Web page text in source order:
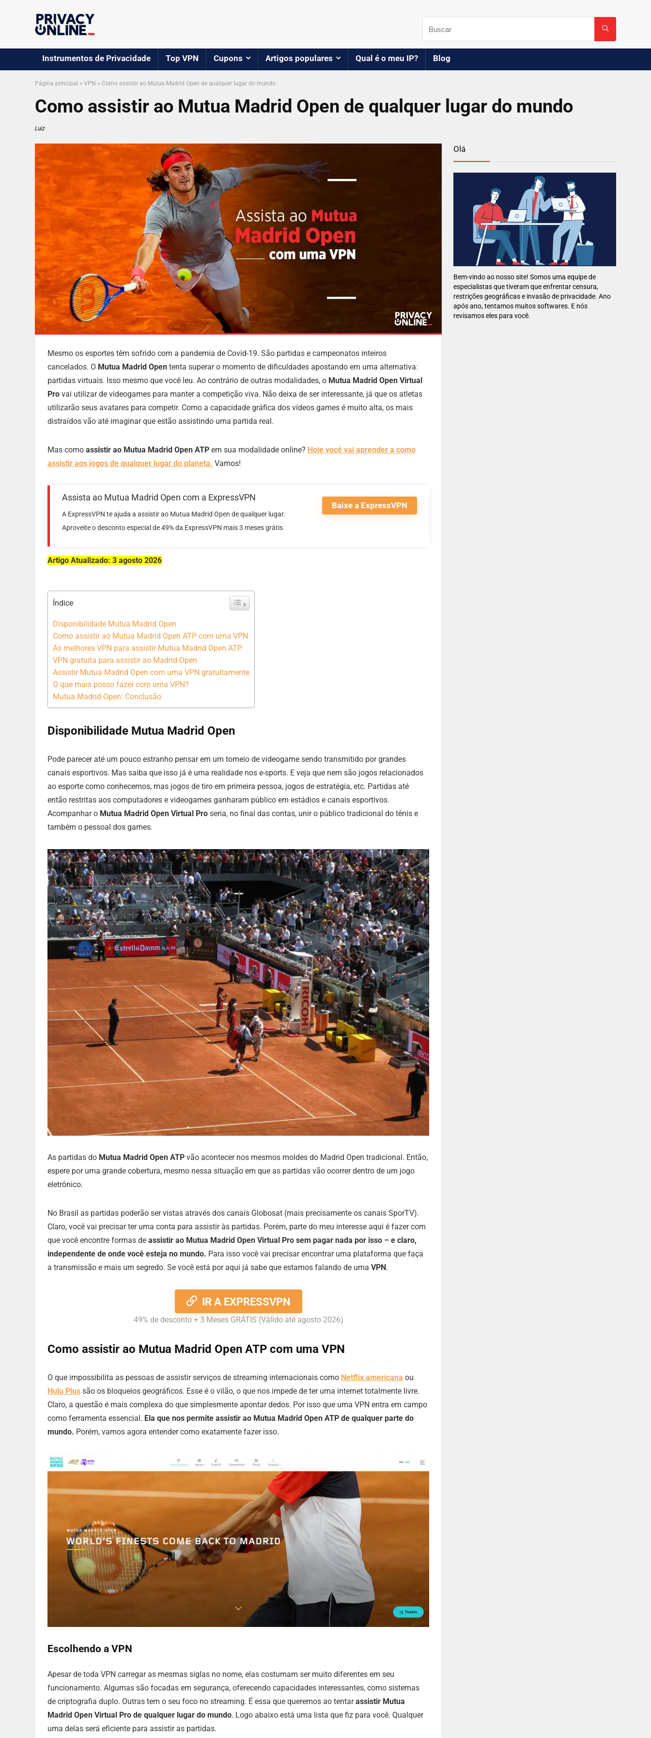
Instrumentos de Privacidade Top VPN Cupons Artigos populares Qual é o meu IP? Blog
Página principal » VPN » Como assistir ao Mutua Madrid Open de qualquer lugar do mundo
Como assistir ao Mutua Madrid Open de qualquer lugar do mundo
Luiz
Mesmo os esportes têm sofrido com a pandemia de Covid-19. São partidas e campeonatos inteiros
cancelados. O Mutua Madrid Open tenta superar o momento de dificuldades apostando em uma alternativa:
partidas virtuais. Isso mesmo que você leu. Ao contrário de outras modalidades, o Mutua Madrid Open Virtual
Pro vai utilizar de videogames para manter a competição viva. Não deixa de ser interessante, já que os atletas
utilizarão seus avatares para competir. Como a capacidade gráfica dos vídeos games é muito alta, os mais
distraídos vão até imaginar que estão assistindo uma partida real.
Mas como assistir ao Mutua Madrid Open ATP em sua modalidade online? Hoje você vai aprender a como
assistir aos jogos de qualquer lugar do planeta. Vamos!
Baixe a ExpressVPN
Assista ao Mutua Madrid Open com a ExpressVPN
A ExpressVPN te ajuda a assistir ao Mutua Madrid Open de qualquer lugar.
Aproveite o desconto especial de 49% da ExpressVPN mais 3 meses grátis
Artigo Atualizado: 3 agosto 2026
Índice
Disponibilidade Mutua Madrid Open
Como assistir ao Mutua Madrid Open ATP com uma VPN
As melhores VPN para assistir Mutua Madrid Open ATP
VPN gratuita para assistir ao Madrid Open
Assistir Mutua Madrid Open com uma VPN gratuitamente
O que mais posso fazer com uma VPN?
Mutua Madrid Open: Conclusão
Disponibilidade Mutua Madrid Open
Pode parecer até um pouco estranho pensar em um torneio de videogame sendo transmitido por grandes
canais esportivos. Mas saiba que isso já é uma realidade nos e-sports. E veja que nem são jogos relacionados
ao esporte como conhecemos, mas jogos de tiro em primeira pessoa, jogos de estratégia, etc. Partidas até
então restritas aos computadores e videogames ganharam público em estádios e canais esportivos.
Acompanhar o Mutua Madrid Open Virtual Pro seria, no final das contas, unir o público tradicional do tênis e
também o pessoal dos games.
As partidas do Mutua Madrid Open ATP vão acontecer nos mesmos moldes do Madrid Open tradicional. Então,
espere por uma grande cobertura, mesmo nessa situação em que as partidas vão ocorrer dentro de um jogo
eletrônico.
No Brasil as partidas poderão ser vistas através dos canais Globosat (mais precisamente os canais SporTV).
Claro, você vai precisar ter uma conta para assistir às partidas. Porém, parte do meu interesse aqui é fazer com
que você encontre formas de assistir ao Mutua Madrid Open Virtual Pro sem pagar nada por isso – e claro,
independente de onde você esteja no mundo. Para isso você vai precisar encontrar uma plataforma que faça
a transmissão e mais um segredo. Se você está por aqui já sabe que estamos falando de uma VPN.
IR A EXPRESSVPN
49% de desconto + 3 Meses GRÁTIS (Válido até agosto 2026)
Como assistir ao Mutua Madrid Open ATP com uma VPN
O que impossibilita as pessoas de assistir serviços de streaming internacionais como Netflix americana ou
Hulu Plus são os bloqueios geográficos. Esse é o vilão, o que nos impede de ter uma internet totalmente livre.
Claro, a questão é mais complexa do que simplesmente apontar dedos. Por isso que uma VPN entra em campo
como ferramenta essencial. Ela que nos permite assistir ao Mutua Madrid Open ATP de qualquer parte do
mundo. Porém, vamos agora entender como exatamente fazer isso.
Escolhendo a VPN
Apesar de toda VPN carregar as mesmas siglas no nome, elas costumam ser muito diferentes em seu
funcionamento. Algumas são focadas em segurança, oferecendo capacidades interessantes, como sistemas
de criptografia duplo. Outras tem o seu foco no streaming. É essa que queremos ao tentarassistir Mutua
Madrid Open Virtual Pro de qualquer lugar do mundo. Logo abaixo está uma lista que fiz para você. Qualquer
uma delas será eficiente para assistir as partidas.
Olá
Bem-vindo ao nosso site! Somos uma equipe de
especialistas que tiveram que enfrentar censura,
restrições geográficas e invasão de privacidade. Ano
após ano, tentamos muitos softwares. E nós
revisamos eles para você.